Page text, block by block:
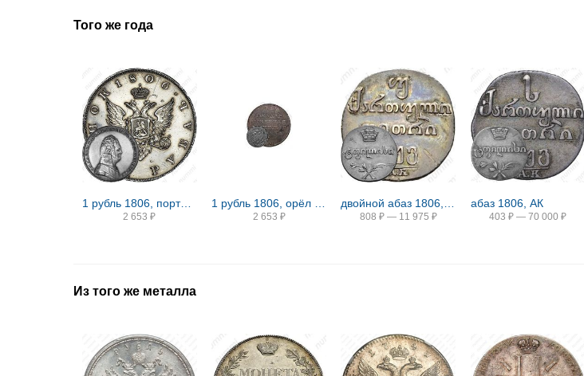
Того же года
1 рубль 1806, портрет в военном мундире, новодел
2 653 ₽ 2 653 ₽ 808 ₽ — 11 975 ₽
абаз 1806, АК
403 ₽ — 70 000 ₽
Из того же металла